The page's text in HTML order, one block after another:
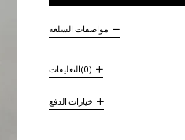
مواصفات السلعة
التعليقات(0)
خيارات الدفع